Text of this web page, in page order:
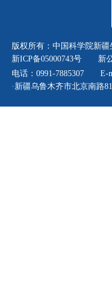
版权所有：中国科学院新疆
新ICP备05000743号 新公
电话：0991-7885307 E-
·新疆乌鲁木齐市北京南路